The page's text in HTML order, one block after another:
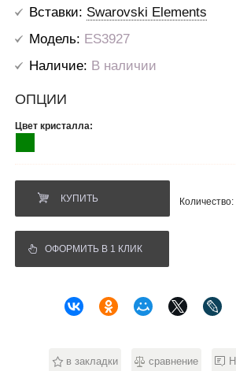
Вставки: Swarovski Elements
Модель: ES3927
Наличие: В наличии
ОПЦИИ
Цвет кристалла:
КУПИТЬ Количество:
ОФОРМИТЬ В 1 КЛИК
в закладки сравнение